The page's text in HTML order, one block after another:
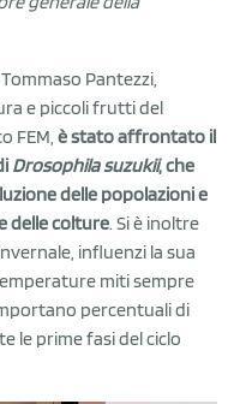
Pantezzi,
e piccoli frutti del
FEM, è stato affrontato il
Drosophila suzukii, che
delle popolazioni e
delle colture. Si è inoltre
influenzi la sua
miti sempre
percentuali di
le prime fasi del ciclo